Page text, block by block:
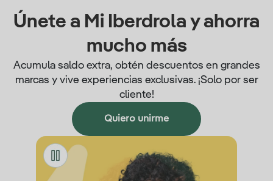
Únete a Mi Iberdrola y ahorra
mucho más
Acumula saldo extra, obtén descuentos en grandes
marcas y vive experiencias exclusivas. ¡Solo por ser
cliente!
Quiero unirme